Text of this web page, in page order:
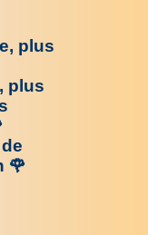
plus
plus
🌹